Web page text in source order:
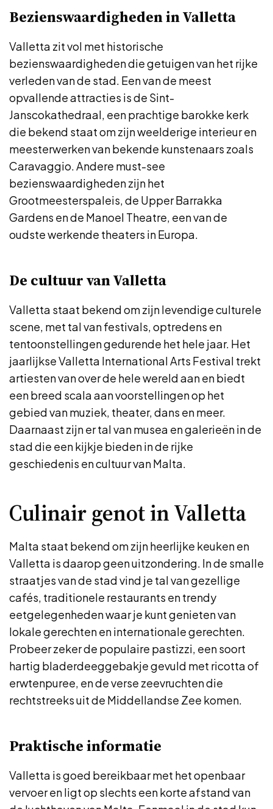
Bezienswaardigheden in Valletta
Valletta zit vol met historische
bezienswaardigheden die getuigen van het rijke
verleden van de stad. Een van de meest
opvallende attracties is de Sint-
Janscokathedraal, een prachtige barokke kerk
die bekend staat om zijn weelderige interieur en
meesterwerken van bekende kunstenaars zoals
Caravaggio. Andere must-see
bezienswaardigheden zijn het
Grootmeesterspaleis, de Upper Barrakka
Gardens en de Manoel Theatre, een van de
oudste werkende theaters in Europa.
De cultuur van Valletta
Valletta staat bekend om zijn levendige culturele
scene, met tal van festivals, optredens en
tentoonstellingen gedurende het hele jaar. Het
jaarlijkse Valletta International Arts Festival trekt
artiesten van over de hele wereld aan en biedt
een breed scala aan voorstellingen op het
gebied van muziek, theater, dans en meer.
Daarnaast zijn er tal van musea en galerieën in de
stad die een kijkje bieden in de rijke
geschiedenis en cultuur van Malta.
Culinair genot in Valletta
Malta staat bekend om zijn heerlijke keuken en
Valletta is daarop geen uitzondering. In de smalle
straatjes van de stad vind je tal van gezellige
cafés, traditionele restaurants en trendy
eetgelegenheden waar je kunt genieten van
lokale gerechten en internationale gerechten.
Probeer zeker de populaire pastizzi, een soort
hartig bladerdeeggebakje gevuld met ricotta of
erwtenpuree, en de verse zeevruchten die
rechtstreeks uit de Middellandse Zee komen.
Praktische informatie
Valletta is goed bereikbaar met het openbaar
vervoer en ligt op slechts een korte afstand van